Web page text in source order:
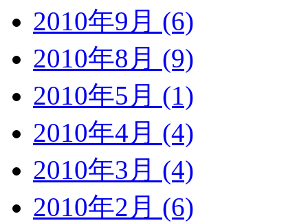
2010年9月 (6)
2010年8月 (9)
2010年5月 (1)
2010年4月 (4)
2010年3月 (4)
2010年2月 (6)